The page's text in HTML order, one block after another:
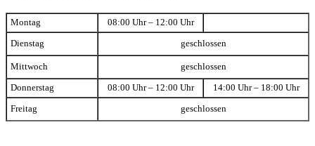
Montag 08:00 Uhr – 12:00 Uhr
Dienstag geschlossen
Mittwoch geschlossen
Donnerstag 08:00 Uhr – 12:00 Uhr 14:00 Uhr – 18:00 Uhr
Freitag geschlossen